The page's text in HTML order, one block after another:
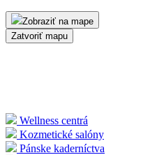
Zobraziť na mape
Zatvoriť mapu
Wellness centrá
Kozmetické salóny
Pánske kaderníctva